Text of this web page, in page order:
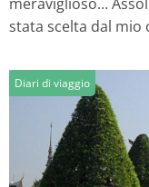
stata scelta dal mio
Diari di viaggio